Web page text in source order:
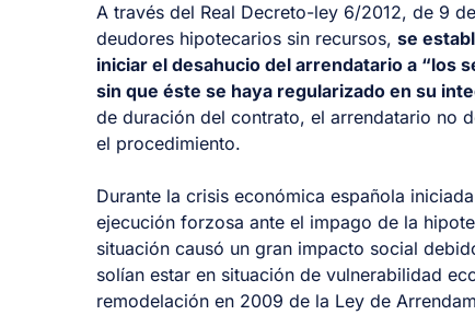
A través del Real Decreto-ley 6/2012, de 9
deudores hipotecarios sin recursos, se
iniciar el desahucio del arrendatario a “los
sin que éste se haya regularizado en su
de duración del contrato, el arrendatario no
el procedimiento.
Durante la crisis económica española
ejecución forzosa ante el impago de la
situación causó un gran impacto social
solían estar en situación de vulnerabilidad
remodelación en 2009 de la Ley de